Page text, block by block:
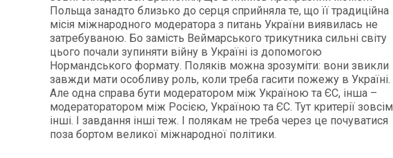
Польща занадто близько до серця сприйняла те, що її традиційна
місія міжнародного модератора з питань України виявилась не
затребуваною. Бо замість Веймарського трикутника сильні світу
цього почали зупиняти війну в Україні із допомогою
Нормандського формату. Поляків можна зрозуміти: вони звикли
завжди мати особливу роль, коли треба гасити пожежу в Україні.
Але одна справа бути модератором між Україною та ЄС, інша –
модераторатором між Росією, Україною та ЄС. Тут критерії зовсім
інші. І завдання інші теж. І полякам не треба через це почуватися
поза бортом великої міжнародної політики.